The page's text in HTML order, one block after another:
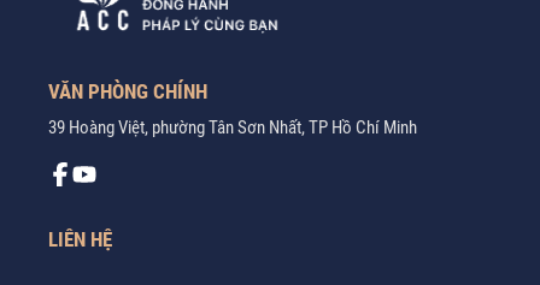
VĂN PHÒNG CHÍNH
39 Hoàng Việt, phường Tân Sơn Nhất, TP Hồ Chí Minh
LIÊN HỆ